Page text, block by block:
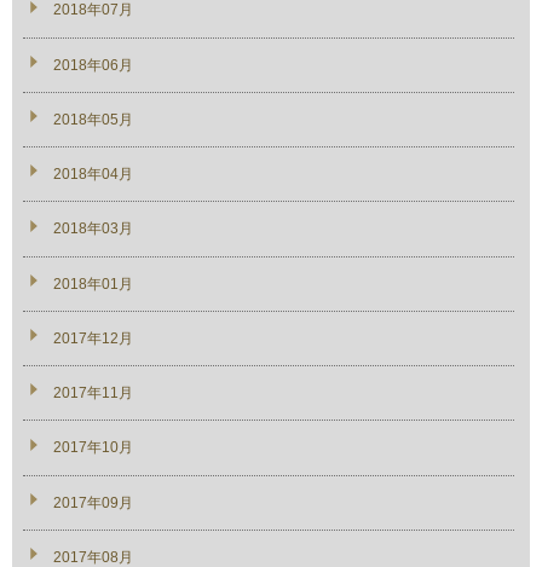
2018年07月
2018年06月
2018年05月
2018年04月
2018年03月
2018年01月
2017年12月
2017年11月
2017年10月
2017年09月
2017年08月